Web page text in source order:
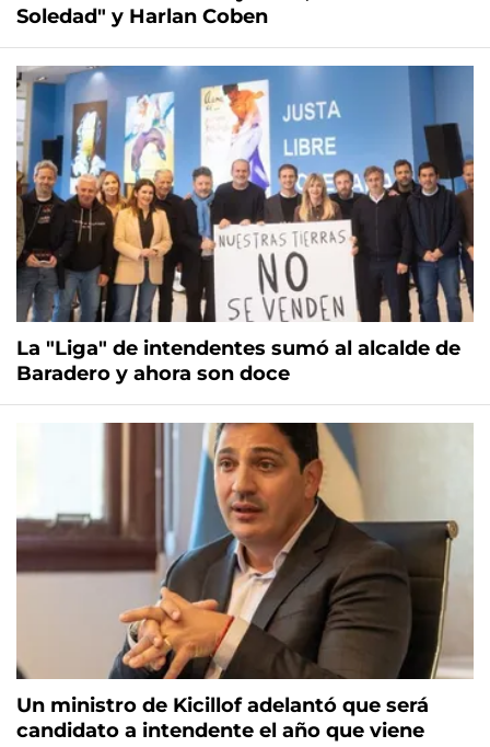
Soledad" y Harlan Coben
La "Liga" de intendentes sumó al alcalde de
Baradero y ahora son doce
Un ministro de Kicillof adelantó que será
candidato a intendente el año que viene